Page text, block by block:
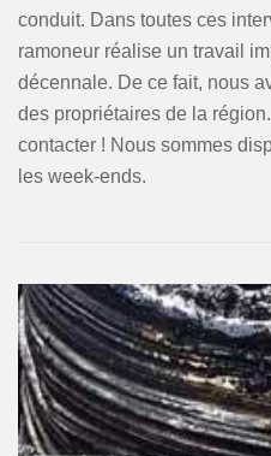
conduit. Dans toutes ces
ramoneur réalise un travail
décennale. De ce fait, nous
des propriétaires de la
contacter ! Nous sommes
les week-ends.